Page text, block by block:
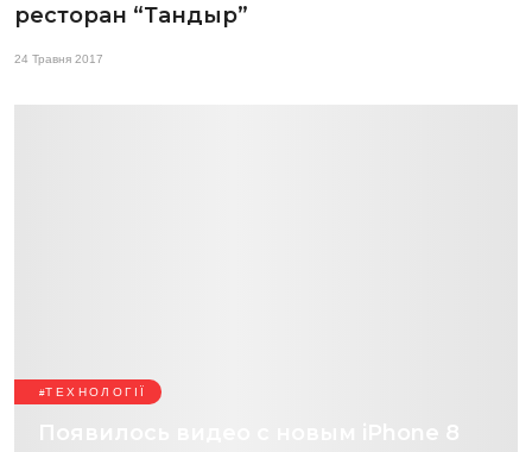
ресторан “Тандыр”
24 Травня 2017
ТЕХНОЛОГІЇ
Появилось видео с новым iPhone 8